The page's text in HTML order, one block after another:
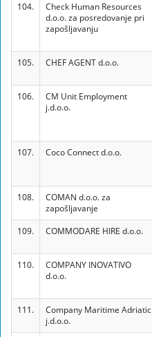
104.
Check Human Resources
d.o.o. za posredovanje pri
zapošljavanju
105.
CHEF AGENT d.o.o.
106.
CM Unit Employment
j.d.o.o.
107.
Coco Connect d.o.o.
108.
COMAN d.o.o. za
zapošljavanje
109.
COMMODARE HIRE d.o.o.
110.
COMPANY INOVATIVO
d.o.o.
111.
Company Maritime Adriatic
j.d.o.o.